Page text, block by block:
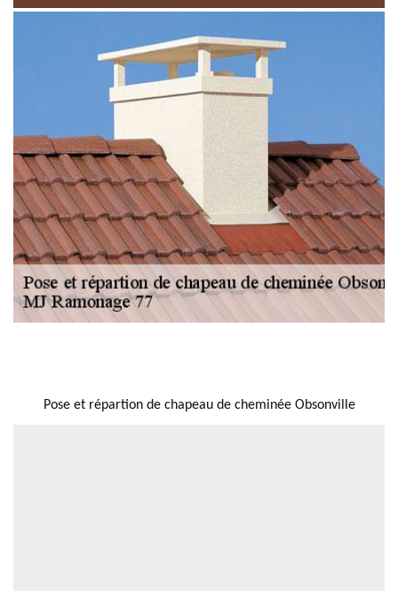
Pose et répartion de chapeau de cheminée Obsonville